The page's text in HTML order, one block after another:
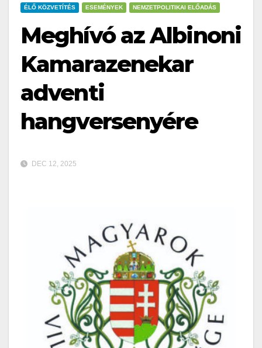
ÉLŐ KÖZVETÍTÉS ESEMÉNYEK NEMZETPOLITIKAI ELŐADÁS
Meghívó az Albinoni
Kamarazenekar
adventi
hangversenyére
DEC 12, 2025